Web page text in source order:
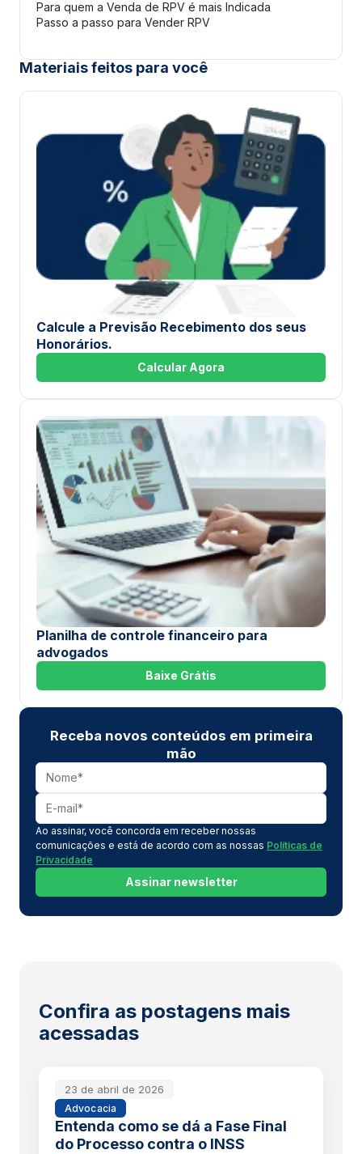
Para quem a Venda de RPV é mais Indicada
Passo a passo para Vender RPV
Materiais feitos para você
Calcule a Previsão Recebimento dos seus
Honorários.
Calcular Agora
Planilha de controle financeiro para
advogados
Baixe Grátis
Receba novos conteúdos em primeira
mão
Ao assinar, você concorda em receber nossas
comunicações e está de acordo com as nossas Políticas de
Privacidade
Assinar newsletter
Confira as postagens mais
acessadas
23 de abril de 2026
Advocacia
Entenda como se dá a Fase Final
do Processo contra o INSS